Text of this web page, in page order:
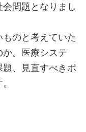
問題となりまし
のと考えていた
。医療システ
、見直すべきポ